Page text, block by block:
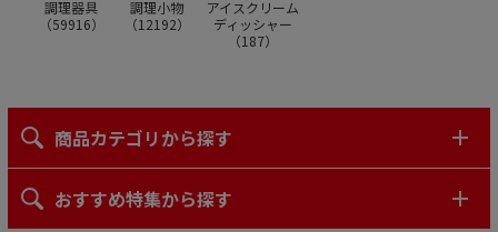
調理器具
（59916）
調理小物
（12192）
アイスクリーム
ディッシャー
（187）
商品カテゴリから探す
おすすめ特集から探す